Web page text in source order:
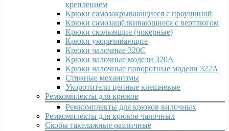
креплением
Крюки самозакрывающиеся с проушиной
Крюки самозащёлкивающиеся с вертлюгом
Крюки скользящие (чокерные)
Крюки укорачивающие
Крюки чалочные 320C
Крюки чалочные модели 320А
Крюки чалочные поворотные модели 322А
Стяжные механизмы
Укоротители цепные клешневые
Ремкомплекты для крюков
Ремкомплекты для крюков вилочных
Ремкомплекты для крюков чалочных
Скобы такелажные различные